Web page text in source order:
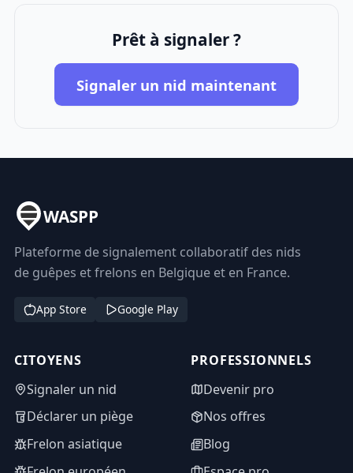
Prêt à signaler ?
Signaler un nid maintenant
WASPP
Plateforme de signalement collaboratif des nids
de guêpes et frelons en Belgique et en France.
App Store Google Play
CITOYENS
Signaler un nid
Déclarer un piège
Frelon asiatique
PROFESSIONNELS
Devenir pro
Nos offres
Blog